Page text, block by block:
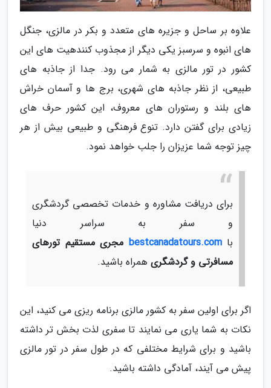
علاوه بر ساحل و جزیره های متعدد و بکر در مالزی، جنگل
های انبوه و سرسبز یکی دیگر از مجذوب کنندهیت های این
کشور در تور مالزی به شمار می رود. جدا از جاذبه های
طبیعی، از نظر جاذبه های شهری، برج ها و آسمان خراش
های بلند و رستوران های معروف، این کشور حرف های
زیادی برای گفتن دارد. تنوع فرهنگی و طبیعی بیش از هر
چیز توجه شما عزیزان را جلب خواهد نمود.
برای دریافت مشاوره و خدمات تخصصی گردشگری
و سفر به سراسر دنیا
باbestcanadatours.com مجری مستقیم تورهای
مسافرتی و گردشگری همراه باشید.
اگر برای اولین سفر به کشور مالزی برنامه ریزی می کنید، این
نکات به شما یاری می نمایند تا سفری لذت بخش تر داشته
باشید و برای شرایط مختلفی که در طول سفر در تور مالزی
پیش می آیند، آمادگی داشته باشید.